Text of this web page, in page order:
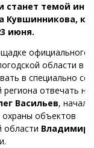
станет темой
Кувшинникова,
июня.
официального
области в
в специально
региона отвечать на
Васильев,
охраны объектов
области Владимир